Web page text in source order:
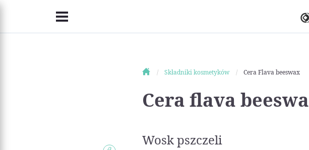
Składniki kosmetyków Cera Flava beeswax
Cera flava
Wosk pszczeli